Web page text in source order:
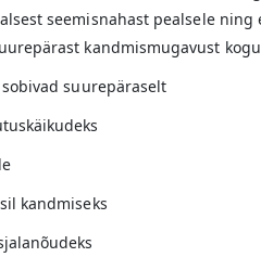
seemisnahast pealsele
kandmismugavust
suurepäraselt
kandmiseks